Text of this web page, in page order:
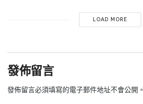
LOAD MORE
發佈留言
發佈留言必須填寫的電子郵件地址不會公開。